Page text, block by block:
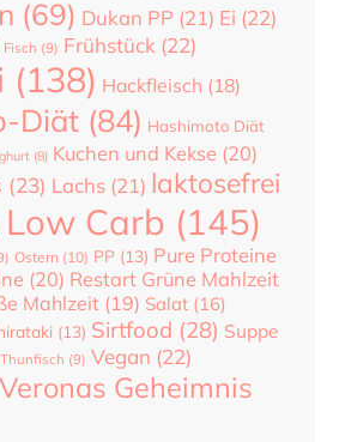
(69) Dukan PP (21) Ei (22)
Fisch (9) Frühstück (22)
(138) Hackfleisch (18)
Diät (84) Hashimoto Diät
(8) Kuchen und Kekse (20)
(23) Lachs (21) laktosefrei
Low Carb (145)
Ostern (10) PP (13) Pure Proteine
(20) Restart Grüne Mahlzeit
Mahlzeit (19) Salat (16)
(13) Sirtfood (28) Suppe
Thunfisch (9) Vegan (22)
Veronas Geheimnis